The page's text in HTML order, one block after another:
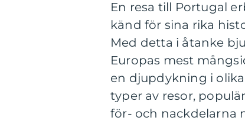
En resa till Portugal
känd för sina rika
Med detta i åtanke
Europas mest
en djupdykning i
typer av resor,
för- och nackdelarna